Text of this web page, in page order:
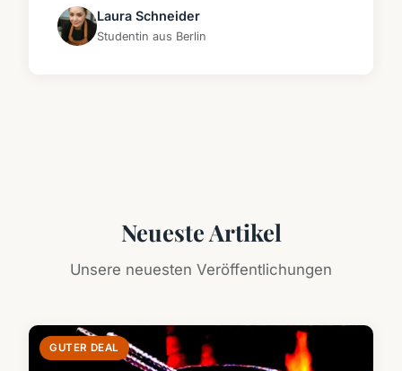
Laura Schneider
Studentin aus Berlin
Neueste Artikel
Unsere neuesten Veröffentlichungen
GUTER DEAL